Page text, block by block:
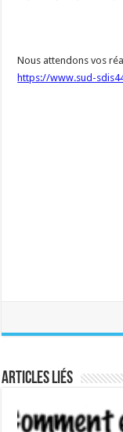
Nous attendons vos
https://www.sud-
Articles liés